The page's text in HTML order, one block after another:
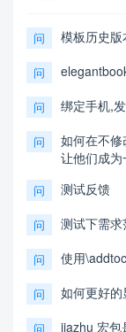
问 模板历史版
问
问 绑定手机,
问
如何在不
让他们成
问 测试反馈
问 测试下需求
问 使用
问 如何更好的
问 jiazhu 宏包